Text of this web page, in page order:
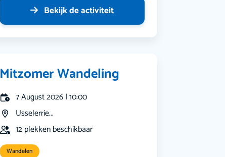
Bekijk de activiteit
Mitzomer Wandeling
7 August 2026 | 10:00
Usselerrie...
12 plekken beschikbaar
Wandelen